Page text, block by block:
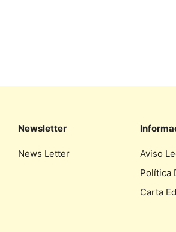
Newsletter
News Letter
Aviso
Política
Carta